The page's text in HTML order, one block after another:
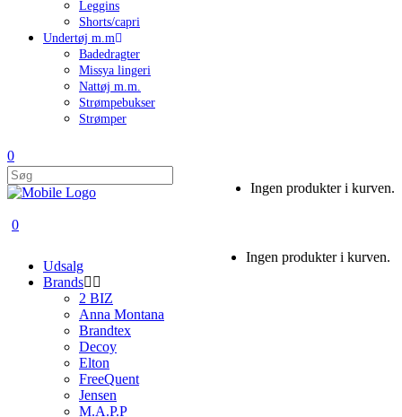
Leggins
Shorts/capri
Undertøj m.m
Badedragter
Missya lingeri
Nattøj m.m.
Strømpebukser
Strømper
0
Ingen produkter i kurven.
0
Ingen produkter i kurven.
Udsalg
Brands
2 BIZ
Anna Montana
Brandtex
Decoy
Elton
FreeQuent
Jensen
M.A.P.P